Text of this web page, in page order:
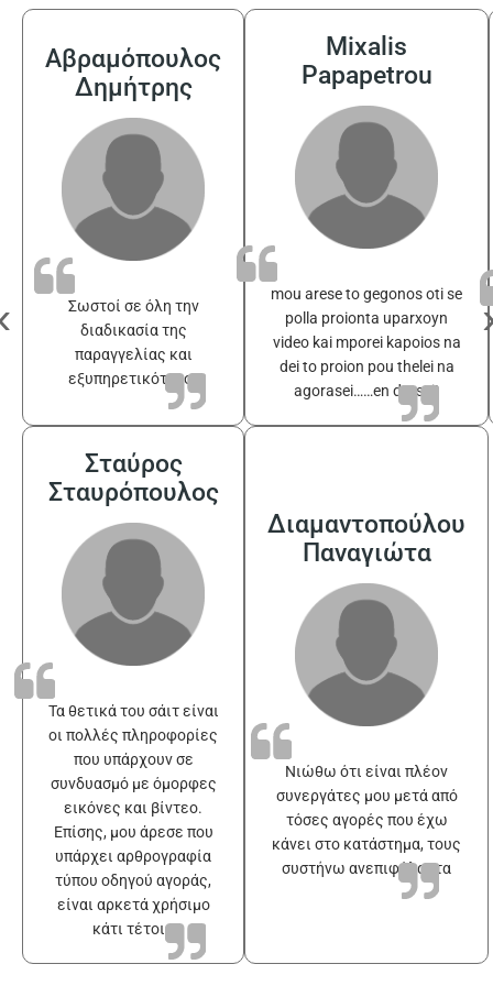
Αβραμόπουλος
Δημήτρης
Σωστοί σε όλη την
διαδικασία της
παραγγελίας και
εξυπηρετικότατοι
Mixalis
Papapetrou
mou arese to gegonos oti se
polla proionta uparxoyn
video kai mporei kapoios na
dei to proion pou thelei na
agorasei……en drasei!
Σταύρος
Σταυρόπουλος
Τα θετικά του σάιτ είναι
οι πολλές πληροφορίες
που υπάρχουν σε
συνδυασμό με όμορφες
εικόνες και βίντεο.
Επίσης, μου άρεσε που
υπάρχει αρθρογραφία
τύπου οδηγού αγοράς,
είναι αρκετά χρήσιμο
κάτι τέτοιο
Διαμαντοπούλου
Παναγιώτα
Νιώθω ότι είναι πλέον
συνεργάτες μου μετά από
τόσες αγορές που έχω
κάνει στο κατάστημα, τους
συστήνω ανεπιφύλακτα